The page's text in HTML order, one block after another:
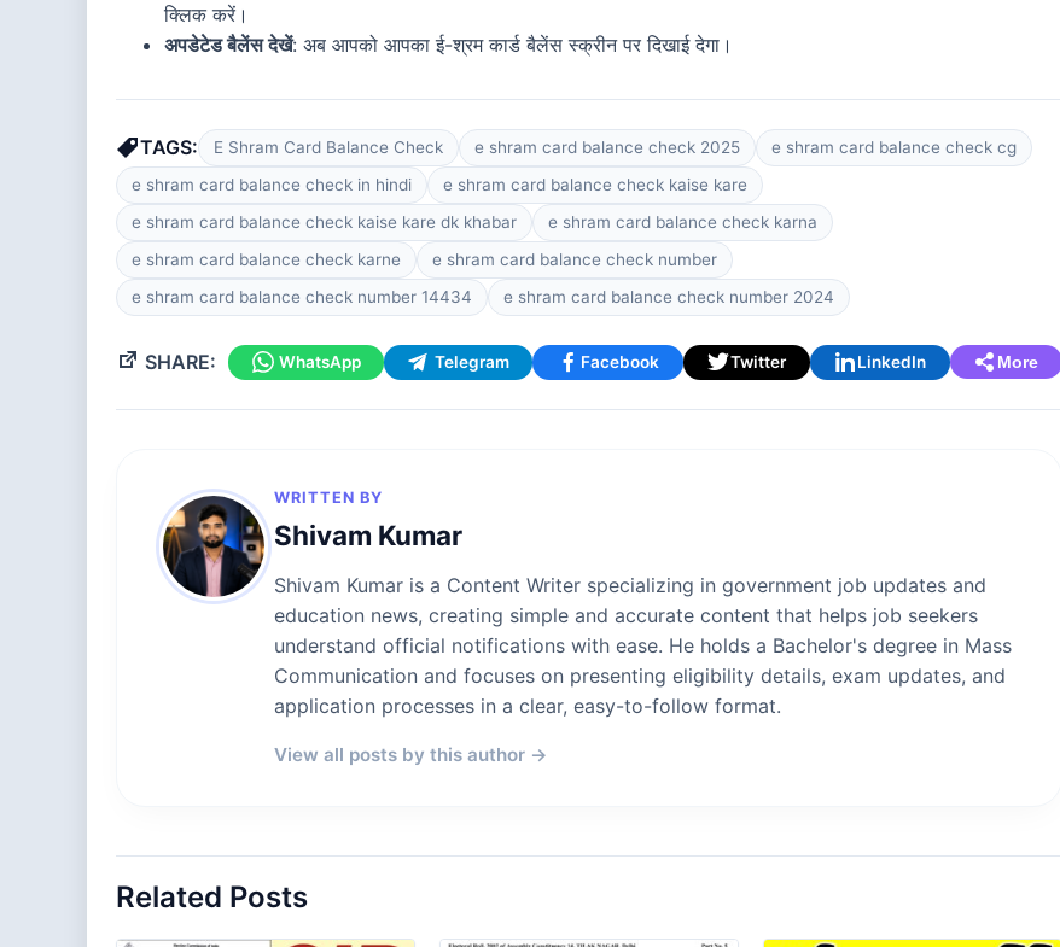
क्लिक करें।
अपडेटेड बैलेंस देखें: अब आपको आपका ई-श्रम कार्ड बैलेंस स्क्रीन पर दिखाई देगा।
TAGS: E Shram Card Balance Check e shram card balance check 2025
e shram card balance check cg
e shram card balance check in hindi
e shram card balance check kaise kare
e shram card balance check kaise kare dk khabar
e shram card balance check karna
e shram card balance check karne
e shram card balance check number
e shram card balance check number 14434
e shram card balance check number 2024
SHARE: WhatsApp Telegram Facebook Twitter LinkedIn More
WRITTEN BY
Shivam Kumar
Shivam Kumar is a Content Writer specializing in government job updates and
education news, creating simple and accurate content that helps job seekers
understand official notifications with ease. He holds a Bachelor's degree in Mass
Communication and focuses on presenting eligibility details, exam updates, and
application processes in a clear, easy-to-follow format.
View all posts by this author →
Related Posts